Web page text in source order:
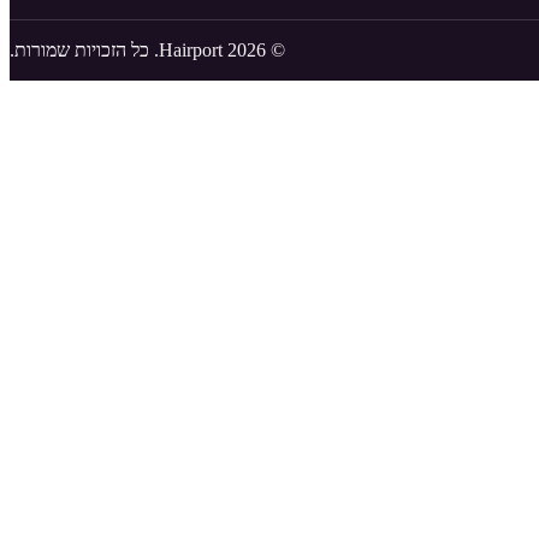
© 2026 Hairport. כל הזכויות שמורות.